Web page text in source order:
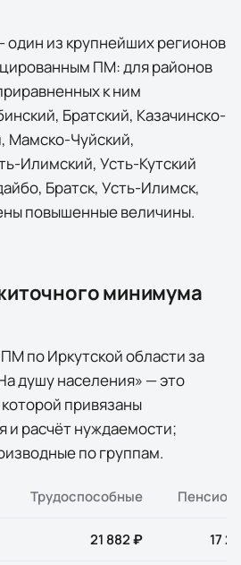
один из крупнейших регионов
ПМ: для районов
к ним
Братский, Казачинско-
Мамско-Чуйский,
Илимский, Усть-Кутский
Братск, Усть-Илимск,
повышенные величины.
минимума
ПМ поИркутской областиза
душу населения» — это
привязаны
и расчёт нуждаемости;
по группам.
Трудоспособные
21 882 ₽ 17